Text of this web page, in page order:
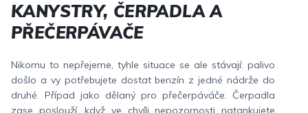
KANYSTRY, ČERPADLA A
PŘEČERPÁVAČE
Nikomu to nepřejeme, tyhle situace se ale stávají: palivo
došlo a vy potřebujete dostat benzín z jedné nádrže do
druhé. Případ jako dělaný pro přečerpáváče. Čerpadla
zase poslouží, když ve chvíli nepozornosti natankujete